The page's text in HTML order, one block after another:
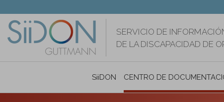
contenido
principal
SERVICIO DE
DE LA DISCAPACIDAD DE
SiiDON CENTRO DE